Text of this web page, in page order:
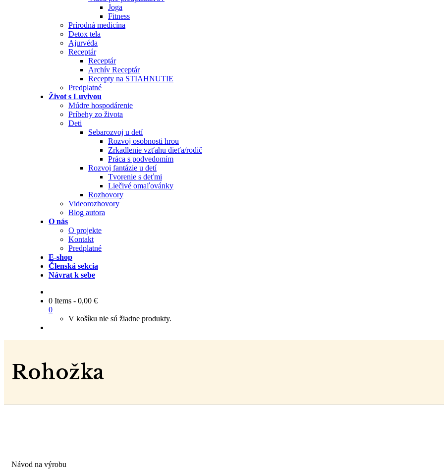
Joga
Fitness
Prírodná medicína
Detox tela
Ajurvéda
Receptár
Receptár
Archív Receptár
Recepty na STIAHNUTIE
Predplatné
Život s Luvivou
Múdre hospodárenie
Príbehy zo života
Deti
Sebarozvoj u detí
Rozvoj osobnosti hrou
Zrkadlenie vzťahu dieťa/rodič
Práca s podvedomím
Rozvoj fantázie u detí
Tvorenie s deťmi
Liečivé omaľovánky
Rozhovory
Videorozhovory
Blog autora
O nás
O projekte
Kontakt
Predplatné
E-shop
Členská sekcia
Návrat k sebe
0 Items - 0,00 €
0
V košíku nie sú žiadne produkty.
Rohožka
Návod na výrobu